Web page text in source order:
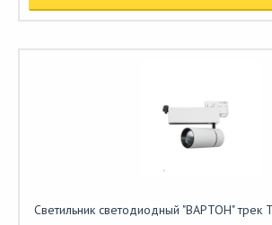
Cветильник светодиодный "ВАРТОН" трек